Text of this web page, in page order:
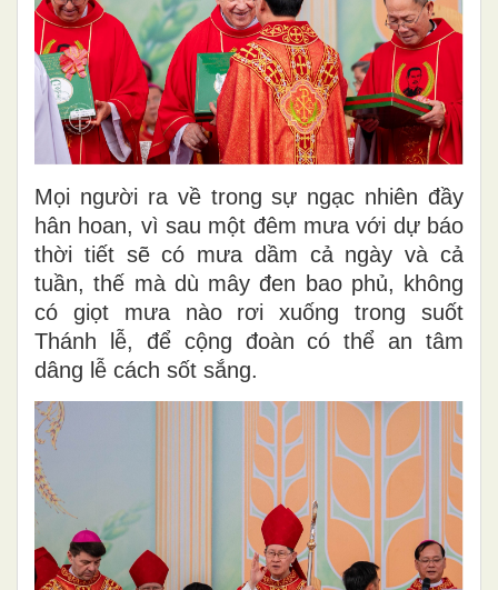
Mọi người ra về trong sự ngạc nhiên đầy
hân hoan, vì sau một đêm mưa với dự báo
thời tiết sẽ có mưa dầm cả ngày và cả
tuần, thế mà dù mây đen bao phủ, không
có giọt mưa nào rơi xuống trong suốt
Thánh lễ, để cộng đoàn có thể an tâm
dâng lễ cách sốt sắng.